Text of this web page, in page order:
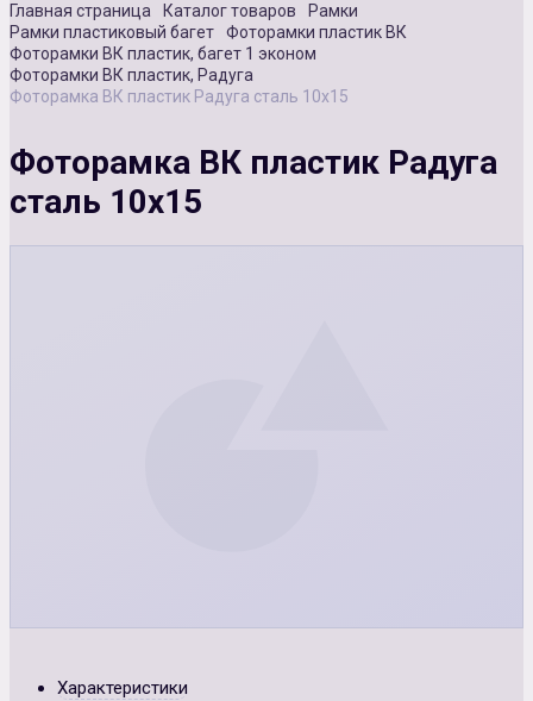
Главная страница Каталог товаров
Рамки
Рамки пластиковый багет
Фоторамки пластик ВК
Фоторамки ВК пластик, багет 1 эконом
Фоторамки ВК пластик, Радуга
Фоторамка ВК пластик Радуга сталь 10х15
Фоторамка ВК пластик Радуга
сталь 10х15
Характеристики